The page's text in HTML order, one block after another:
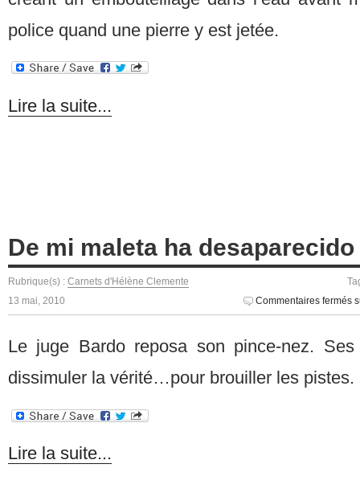
police quand une pierre y est jetée.
Lire la suite...
De mi maleta ha
Rubrique(s) : Carnets d'Hélène Clemente
13 mai, 2010
Commentaires fermés
Le juge Bardo reposa son pince-nez.
dissimuler la vérité…pour brouiller les pistes.
Lire la suite...